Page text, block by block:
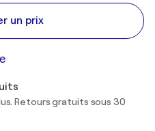
un prix
Retours gratuits sous 30